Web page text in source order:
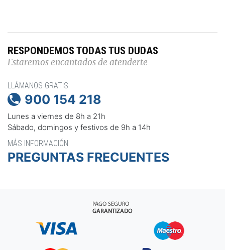
RESPONDEMOS TODAS TUS DUDAS
Estaremos encantados de atenderte
LLÁMANOS GRATIS
 900 154 218
Lunes a viernes de 8h a 21h
Sábado, domingos y festivos de 9h a 14h
MÁS INFORMACIÓN
PREGUNTAS FRECUENTES